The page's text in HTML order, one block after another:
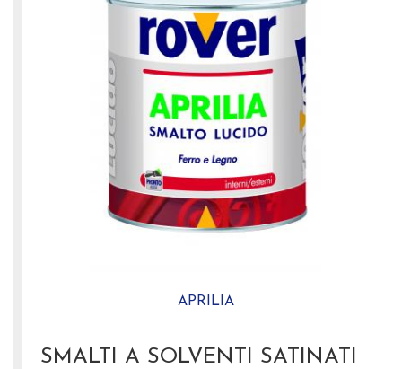
APRILIA
SMALTI A SOLVENTI SATINATI